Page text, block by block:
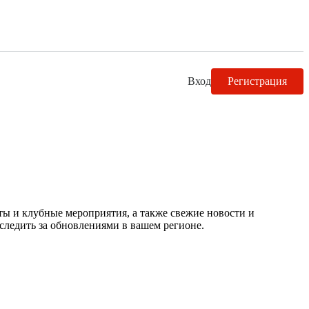
Вход Регистрация
и клубные мероприятия, а также свежие новости и
за обновлениями в вашем регионе.